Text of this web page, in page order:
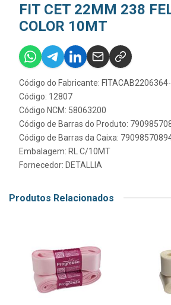
FIT CET 22MM 238
COLOR 10MT
Código do Fabricante:
Código: 12807
Código NCM: 58063200
Código de Barras do Produto:
Código de Barras da Caixa:
Embalagem: RL C/10MT
Fornecedor: DETALLIA
Produtos Relacionados